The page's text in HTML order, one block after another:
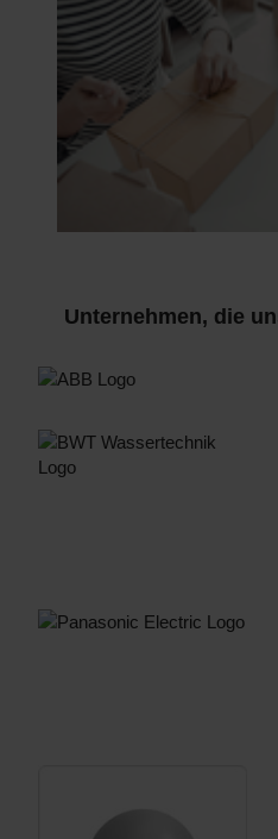
Unternehmen, die